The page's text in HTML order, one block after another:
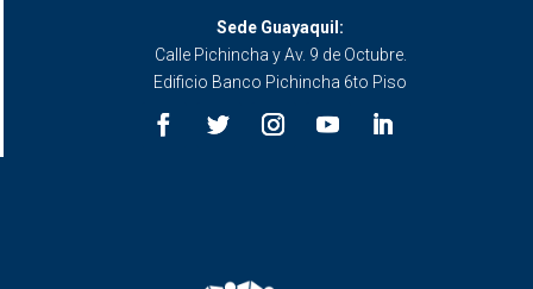
Sede Guayaquil:
Calle Pichincha y Av. 9 de Octubre.
Edificio Banco Pichincha 6to Piso